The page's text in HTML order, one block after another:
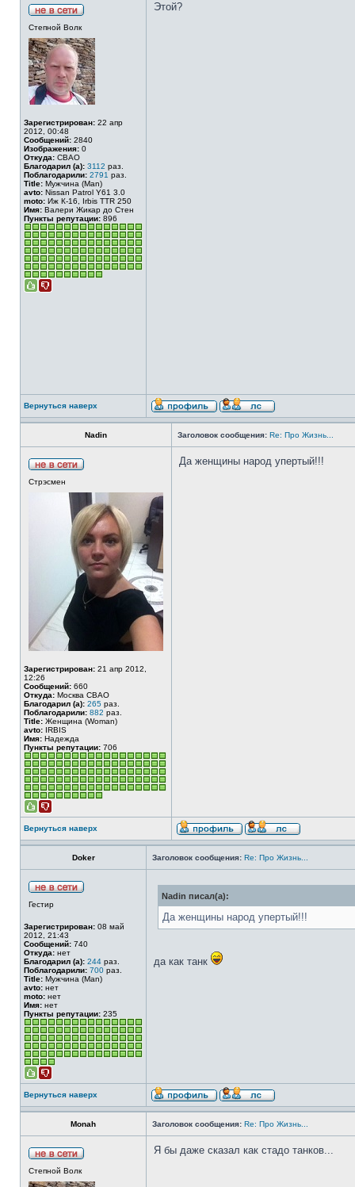
Степной Волк
Зарегистрирован: 22 апр
2012, 00:48
Сообщений: 2840
Изображения: 0
Откуда: СВАО
Благодарил (а): 3112 раз.
Поблагодарили: 2791 раз.
Title: Мужчина (Man)
avto: Nissan Patrol Y61 3.0
moto: Иж К-16, Irbis TTR 250
Имя: Валери Жикар до Стен
Пункты репутации: 896
Этой?
Вернуться наверх
Nadin Заголовок сообщения: Re: Про Жизнь...
Стрэсмен
Зарегистрирован: 21 апр 2012,
12:26
Сообщений: 660
Откуда: Москва СВАО
Благодарил (а): 265 раз.
Поблагодарили: 882 раз.
Title: Женщина (Woman)
avto: IRBIS
Имя: Надежда
Пункты репутации: 706
Да женщины народ упертый!!!
Вернуться наверх
Doker Заголовок сообщения: Re: Про Жизнь...
Гестир
Зарегистрирован: 08 май
2012, 21:43
Сообщений: 740
Откуда: нет
Благодарил (а): 244 раз.
Поблагодарили: 700 раз.
Title: Мужчина (Man)
avto: нет
moto: нет
Имя: нет
Пункты репутации: 235
Nadin писал(а):
Да женщины народ упертый!!!
да как танк
Вернуться наверх
Monah Заголовок сообщения: Re: Про Жизнь...
Степной Волк
Я бы даже сказал как стадо танков...